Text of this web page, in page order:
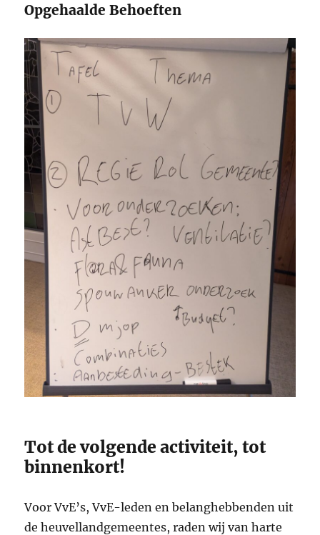
Opgehaalde Behoeften
Tot de volgende activiteit, tot
binnenkort!
Voor VvE’s, VvE-leden en belanghebbenden uit
de heuvellandgemeentes, raden wij van harte